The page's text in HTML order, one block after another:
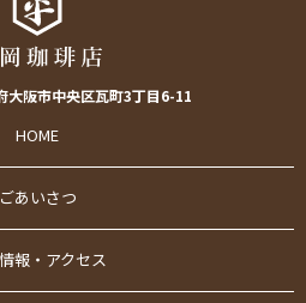
大阪市中央区瓦町3丁目6-11
HOME
ごあいさつ
報・アクセス